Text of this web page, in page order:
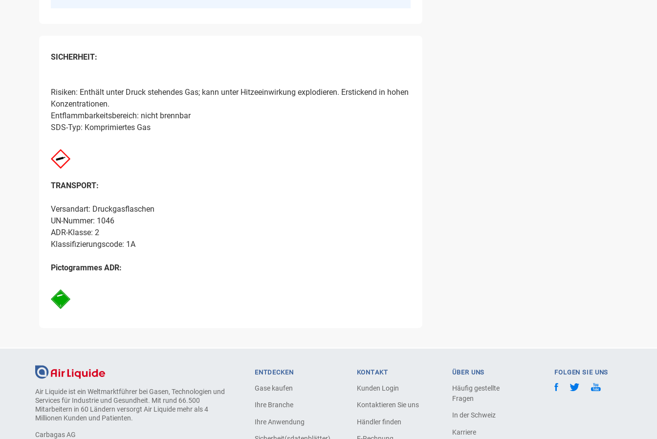
SICHERHEIT:
Risiken: Enthält unter Druck stehendes Gas; kann unter Hitzeeinwirkung explodieren. Erstickend in hohen
Konzentrationen.
Entflammbarkeitsbereich: nicht brennbar
SDS-Typ: Komprimiertes Gas
TRANSPORT:
Versandart: Druckgasflaschen
UN-Nummer: 1046
ADR-Klasse: 2
Klassifizierungscode: 1A
Pictogrammes ADR:
Air Liquide ist ein Weltmarktführer bei Gasen, Technologien und
Services für Industrie und Gesundheit. Mit rund 66.500
Mitarbeitern in 60 Ländern versorgt Air Liquide mehr als 4
Millionen Kunden und Patienten.
Carbagas AG
ENTDECKEN
Gase kaufen
Ihre Branche
Ihre Anwendung
KONTAKT
Kunden Login
Kontaktieren Sie uns
Händler finden
ÜBER UNS
Häufig gestellte
Fragen
In der Schweiz
Karriere
FOLGEN SIE UNS